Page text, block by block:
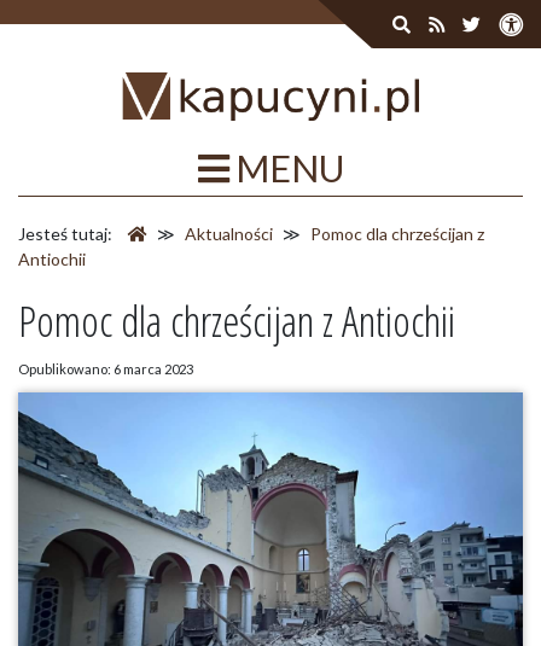
MENU
Jesteś tutaj: ≫ Aktualności ≫ Pomoc dla chrześcijan z
Antiochii
Pomoc dla chrześcijan z Antiochii
Opublikowano: 6 marca 2023